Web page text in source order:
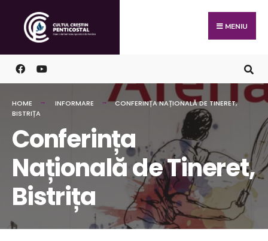
content
MENIU
HOME INFORMARE
CONFERINȚA NAȚIONALĂ DE TINERET,
BISTRIȚA
Conferința
Națională de Tineret,
Bistrița
for: